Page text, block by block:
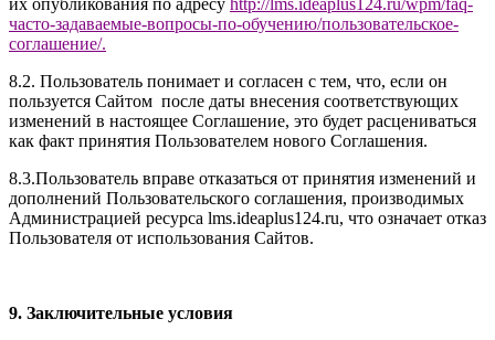
их опубликования по адресу http:// ms.ideaplus1 24.ru/wpm/faq-
часто-задаваемые-вопросы-по-обучению/пользовательское-
соглашение/.
8.2. Пользователь понимает и согласен с тем, что, если он
пользуется Сайтом после даты внесения соответствующих
изменений в настоящее Соглашение, это будет расцениваться
как факт принятия Пользователем нового Соглашения.
8.3.Пользователь вправе отказаться от принятия изменений и
дополнений Пользовательского соглашения, производимых
Администрацией ресурса lms.ideaplus124.ru, что означает отказ
Пользователя от использования Сайтов.
9. Заключительные условия